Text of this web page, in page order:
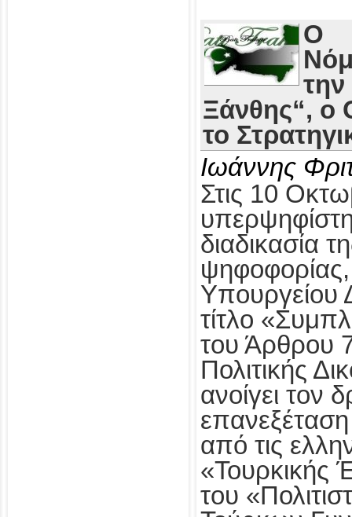
Ο
Ξάνθης“, ο
το
Ιωάννης
Στις 10
διαδικασία
Υπουργείου
τίτλο
του Άρθρου
Πολιτικής
ανοίγει τον
από τις
«Τουρκικής
του